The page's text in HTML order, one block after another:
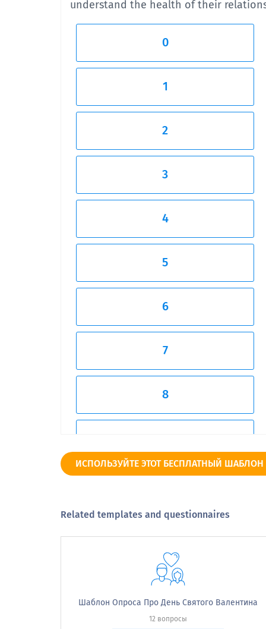
understand the health of their
0
1
2
3
4
5
6
7
8
Very Unlikely
How satisfied are you with your
ИСПОЛЬЗУЙТЕ ЭТОТ БЕСПЛАТНЫЙ ШАБЛОН
Related templates and questionnaires
Шаблон Опроса Про День Святого Валентина
12 вопросы